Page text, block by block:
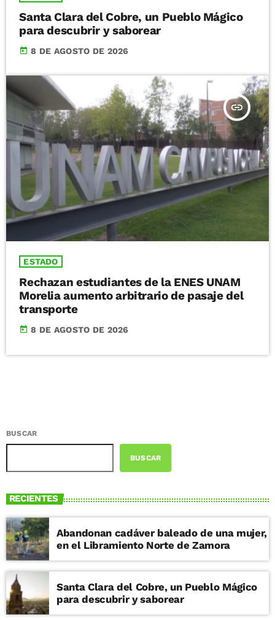
Santa Clara del Cobre, un Pueblo Mágico
para descubrir y saborear
today 8 DE AGOSTO DE 2026
insert_link
ESTADO
Rechazan estudiantes de la ENES UNAM
Morelia aumento arbitrario de pasaje del
transporte
today 8 DE AGOSTO DE 2026
BUSCAR
BUSCAR
RECIENTES
Abandonan cadáver baleado de una mujer,
en el Libramiento Norte de Zamora
Santa Clara del Cobre, un Pueblo Mágico
para descubrir y saborear